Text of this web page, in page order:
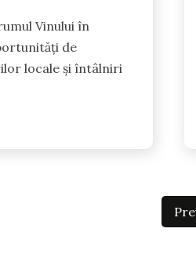
Vinului în
de
locale și întâlniri